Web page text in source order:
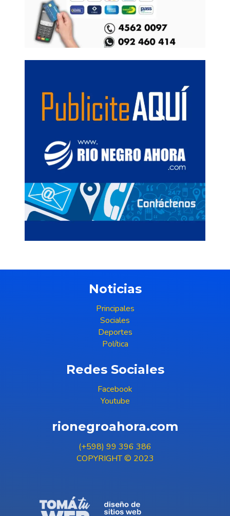
Noticias
Principales
Sociales
Deportes
Política
Redes Sociales
Facebook
Youtube
rionegroahora.com
(+598) 99 396 386
COPYRIGHT © 2023